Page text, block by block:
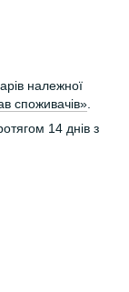
належної
споживачів».
14 днів з